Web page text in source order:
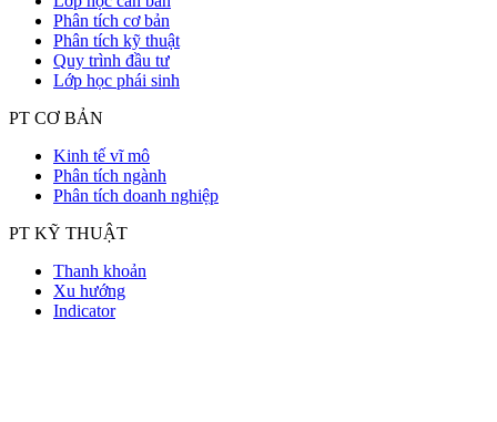
Phân tích cơ bản
Phân tích kỹ thuật
Quy trình đầu tư
Lớp học phái sinh
PT CƠ BẢN
Kinh tế vĩ mô
Phân tích ngành
Phân tích doanh nghiệp
PT KỸ THUẬT
Thanh khoản
Xu hướng
Indicator